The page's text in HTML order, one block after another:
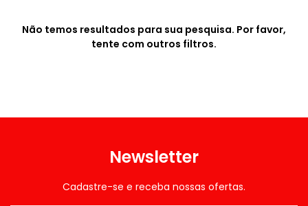
Não temos resultados para sua pesquisa. Por favor,
tente com outros filtros.
Newsletter
Cadastre-se e receba nossas ofertas.